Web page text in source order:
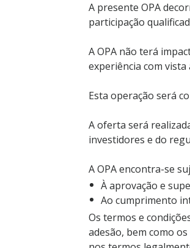
A presente OPA
participação
A OPA não terá
experiência com
Esta operação será
A oferta será
investidores e do
A OPA encontra-se
À aprovação e
Ao cumprimento
Os termos e
adesão, bem como